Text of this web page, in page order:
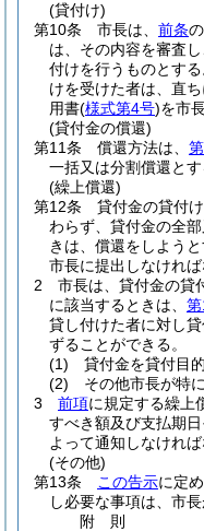
(貸付け)
第10条
市長は、 前条
は、その内容を審査
付けを行うものとする
けを受けた者は、直
用書(様式第4号)を市
(貸付金の償還)
第11条
償還方法は、
一括又は分割償還とす
(繰上償還)
第12条
貸付金の貸付
わらず、貸付金の全
きは、償還をしよう
市長に提出しなければ
2
市長は、貸付金の貸
に該当するときは、
貸し付けた者に対し
ずることができる。
(1)
貸付金を貸付目
(2)
その他市長が特
3
前項に規定する繰上
すべき額及び支払期
よって通知しなければ
(その他)
第13条
この告示に定
し必要な事項は、市長
附 則